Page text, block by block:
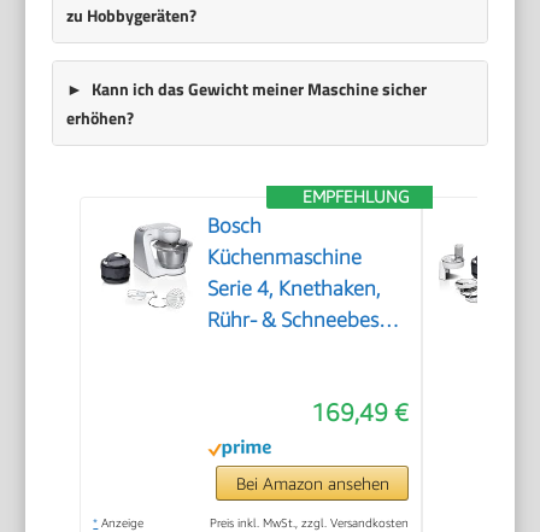
zu Hobbygeräten?
Kann ich das Gewicht meiner Maschine sicher
erhöhen?
EMPFEHLUNG
Bosch
Küchenmaschine
Serie 4, Knethaken,
Rühr- & Schneebesen
spülmaschinenfest,
3D Rührsystem,
weiß/silber,
MUM58200
169,49 €
Bei Amazon ansehen
* Anzeige Preis inkl. MwSt., zzgl. Versandkosten